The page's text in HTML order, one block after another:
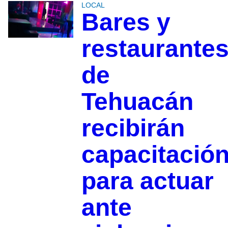
LOCAL
Bares y
de
Tehuacán
recibirán
para actuar
ante